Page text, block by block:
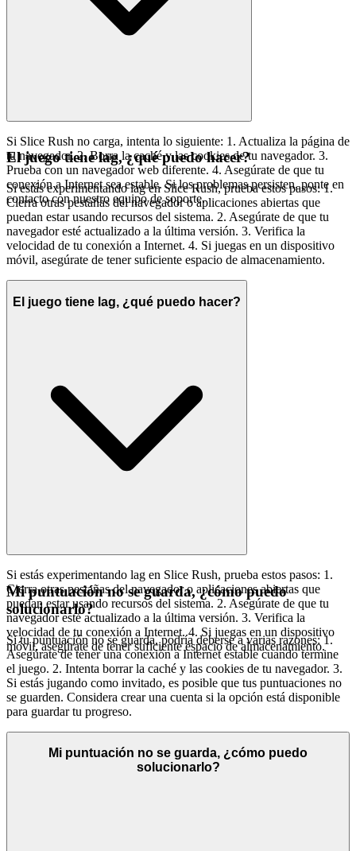
Si Slice Rush no carga, intenta lo siguiente: 1. Actualiza la página de
tu navegador. 2. Borra la caché y las cookies de tu navegador. 3.
Prueba con un navegador web diferente. 4. Asegúrate de que tu
conexión a Internet sea estable. Si los problemas persisten, ponte en
contacto con nuestro equipo de soporte.
El juego tiene lag, ¿qué puedo hacer?
Si estás experimentando lag en Slice Rush, prueba estos pasos: 1.
Cierra otras pestañas del navegador o aplicaciones abiertas que
puedan estar usando recursos del sistema. 2. Asegúrate de que tu
navegador esté actualizado a la última versión. 3. Verifica la
velocidad de tu conexión a Internet. 4. Si juegas en un dispositivo
móvil, asegúrate de tener suficiente espacio de almacenamiento.
El juego tiene lag, ¿qué puedo hacer?
Si estás experimentando lag en Slice Rush, prueba estos pasos: 1.
Cierra otras pestañas del navegador o aplicaciones abiertas que
puedan estar usando recursos del sistema. 2. Asegúrate de que tu
navegador esté actualizado a la última versión. 3. Verifica la
velocidad de tu conexión a Internet. 4. Si juegas en un dispositivo
móvil, asegúrate de tener suficiente espacio de almacenamiento.
Mi puntuación no se guarda, ¿cómo puedo
solucionarlo?
Si tu puntuación no se guarda, podría deberse a varias razones: 1.
Asegúrate de tener una conexión a Internet estable cuando termine
el juego. 2. Intenta borrar la caché y las cookies de tu navegador. 3.
Si estás jugando como invitado, es posible que tus puntuaciones no
se guarden. Considera crear una cuenta si la opción está disponible
para guardar tu progreso.
Mi puntuación no se guarda, ¿cómo puedo
solucionarlo?